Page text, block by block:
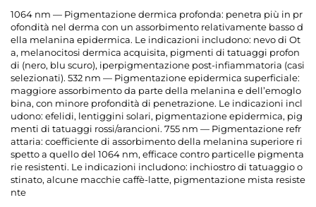
1064 nm — Pigmentazione dermica profonda: penetra più in pr
ofondità nel derma con un assorbimento relativamente basso d
ella melanina epidermica. Le indicazioni includono: nevo di Ot
a, melanocitosi dermica acquisita, pigmenti di tatuaggi profon
di (nero, blu scuro), iperpigmentazione post-infiammatoria (casi
selezionati). 532 nm — Pigmentazione epidermica superficiale:
maggiore assorbimento da parte della melanina e dell’emoglo
bina, con minore profondità di penetrazione. Le indicazioni incl
udono: efelidi, lentiggini solari, pigmentazione epidermica, pig
menti di tatuaggi rossi/arancioni. 755 nm — Pigmentazione refr
attaria: coefficiente di assorbimento della melanina superiore ri
spetto a quello del 1064 nm, efficace contro particelle pigmenta
rie resistenti. Le indicazioni includono: inchiostro di tatuaggio o
stinato, alcune macchie caffè-latte, pigmentazione mista resiste
nte